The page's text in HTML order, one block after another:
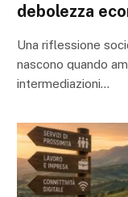
debolezza
Una riflessione
nascono quando
intermediazioni…